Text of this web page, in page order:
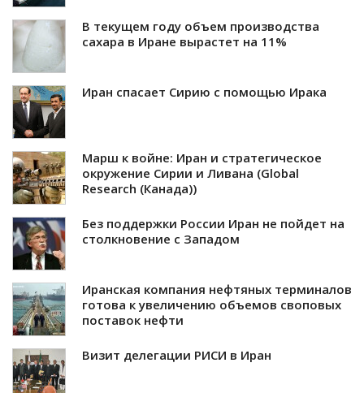
В текущем году объем производства
сахара в Иране вырастет на 11%
Иран спасает Сирию с помощью Ирака
Марш к войне: Иран и стратегическое
окружение Сирии и Ливана (Global
Research (Канада))
Без поддержки России Иран не пойдет на
столкновение с Западом
Иранская компания нефтяных терминалов
готова к увеличению объемов своповых
поставок нефти
Визит делегации РИСИ в Иран